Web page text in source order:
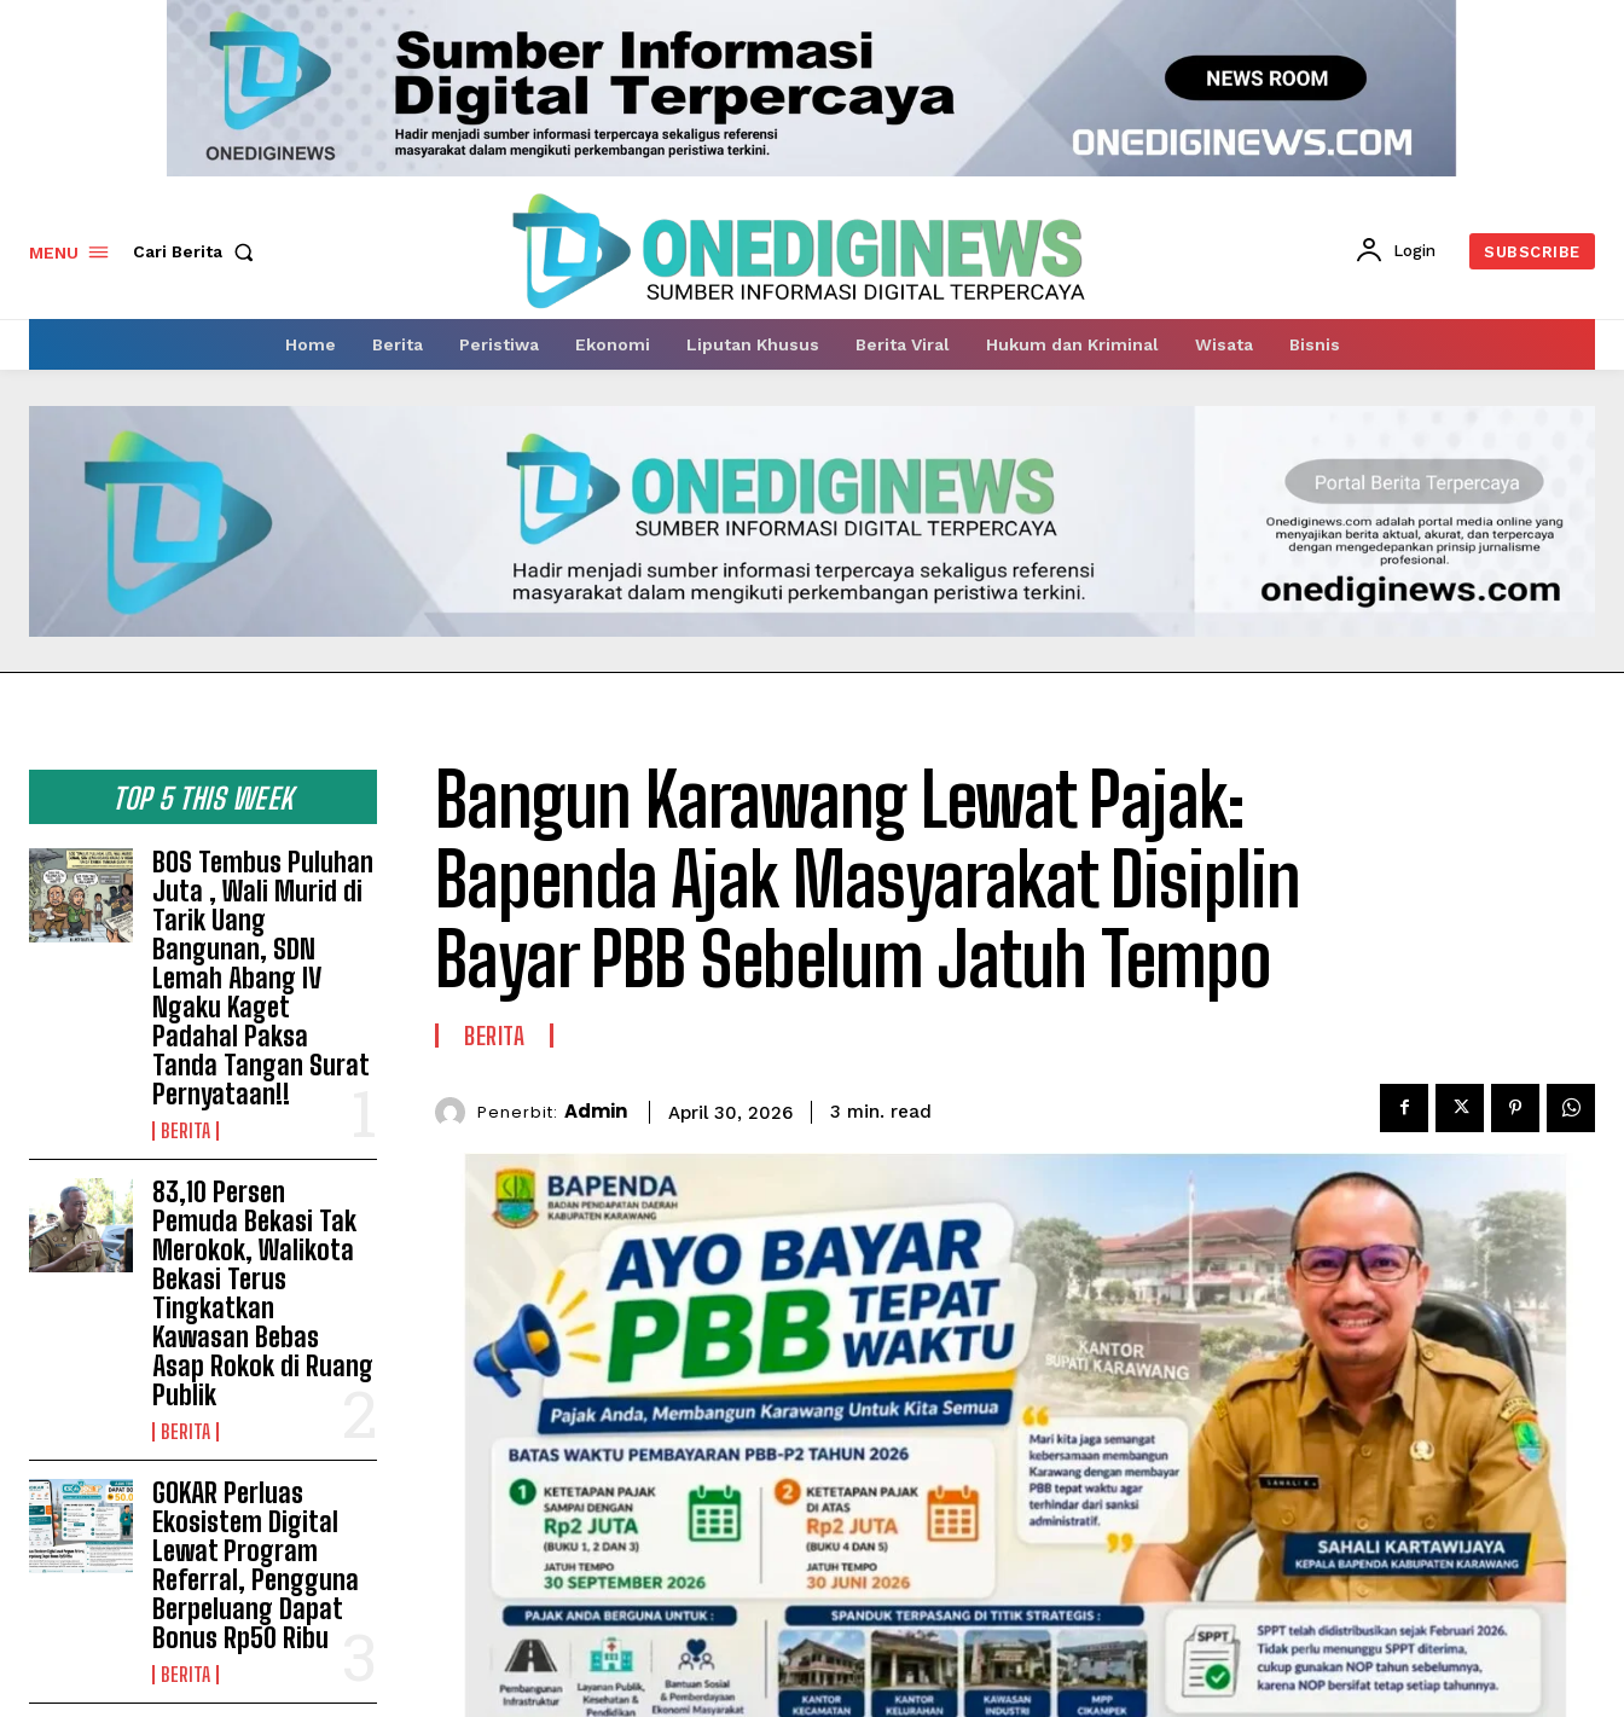
MENU Cari Berita Login SUBSCRIBE
Home Berita Peristiwa Ekonomi Liputan Khusus Berita Viral Hukum dan Kriminal Wisata Bisnis
TOP 5 THIS WEEK
BOS Tembus Puluhan
Juta , Wali Murid di
Tarik Uang
Bangunan, SDN
Lemah Abang IV
Ngaku Kaget
Padahal Paksa
Tanda Tangan Surat
Pernyataan!!
BERITA
83,10 Persen
Pemuda Bekasi Tak
Merokok, Walikota
Bekasi Terus
Tingkatkan
Kawasan Bebas
Asap Rokok di Ruang
Publik
BERITA
GOKAR Perluas
Ekosistem Digital
Lewat Program
Referral, Pengguna
Berpeluang Dapat
Bonus Rp50 Ribu
BERITA
Bangun Karawang Lewat Pajak:
Bapenda Ajak Masyarakat Disiplin
Bayar PBB Sebelum Jatuh Tempo
BERITA
Penerbit: Admin April 30, 2026 3 min. read